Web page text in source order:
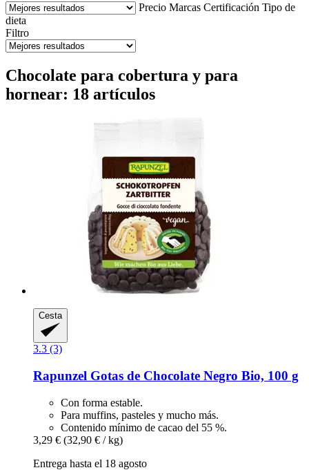
Precio Marcas Certificación Tipo de
dieta
Filtro
Chocolate para cobertura y para
hornear: 18 artículos
Cesta
3.3 (3)
Rapunzel Gotas de Chocolate Negro Bio, 100 g
Con forma estable.
Para muffins, pasteles y mucho más.
Contenido mínimo de cacao del 55 %.
3,29 € (32,90 € / kg)
Entrega hasta el 18 agosto